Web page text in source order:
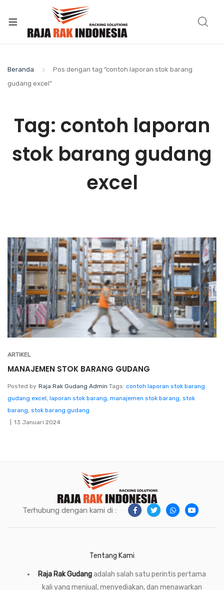
Beranda
Pos dengan tag “contoh laporan stok barang
gudang excel”
Tag: contoh laporan
stok barang gudang
excel
ARTIKEL
MANAJEMEN STOK BARANG GUDANG
Posted by Raja Rak Gudang Admin Tags: contoh laporan stok barang
gudang excel, laporan stok barang, manajemen stok barang, stok
barang, stok barang gudang
13 Januari 2024
Terhubung dengan kami di :
Tentang Kami
Raja Rak Gudangadalah salah satu perintis pertama
kali yang menjual, menyediakan, dan menawarkan